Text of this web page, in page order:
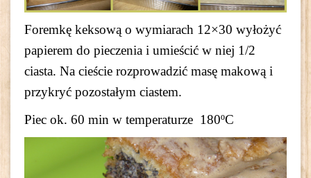
Foremkę keksową o wymiarach 12×30 wyłożyć
papierem do pieczenia i umieścić w niej 1/2
ciasta. Na cieście rozprowadzić masę makową i
przykryć pozostałym ciastem.
Piec ok. 60 min w temperaturze 180ºC